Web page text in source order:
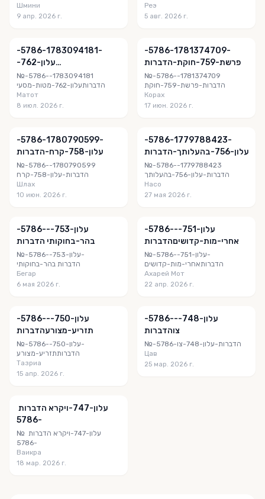
Шмини
9 апр. 2026 г.
Реэ
5 авг. 2026 г.
-5786-‎⁨1783094181-
עלון-762-
מטות-מסעי⁩הדברות
№-5786-‎⁨1783094181-
עלון-762-מטות-מסעי⁩הדברות
Матот
8 июл. 2026 г.
-5786-‎⁨1781374709-
פרשת-759-חוקת⁩-הדברות
№-5786-‎⁨1781374709-
פרשת-759-חוקת⁩-הדברות
Корах
17 июн. 2026 г.
-5786-‎⁨1780790599-
עלון-758-קרח⁩-הדברות
№-5786-‎⁨1780790599-
עלון-758-קרח⁩-הדברות
Шлах
10 июн. 2026 г.
-5786-‎⁨1779788423-
עלון-756-בהעלותך⁩-הדברות
№-5786-‎⁨1779788423-
עלון-756-בהעלותך⁩-הדברות
Насо
27 мая 2026 г.
-5786-‎⁨-עלון-753-
בהר-בחוקותי⁩ הדברות
№-5786-‎⁨-עלון-753-
בהר-בחוקותי⁩ הדברות
Бегар
6 мая 2026 г.
-5786-‎⁨-עלון-751-
אחרי-מות-קדושים⁩הדברות
№-5786-‎⁨-עלון-751-
אחרי-מות-קדושים⁩הדברות
Ахарей Мот
22 апр. 2026 г.
-5786-‎⁨-עלון-750-
תזריע-מצורע⁩הדברות
№-5786-‎⁨-עלון-750-
תזריע-מצורע⁩הדברות
Тазриа
15 апр. 2026 г.
-5786-‎⁨-עלון-748-
צו⁩הדברות
№-5786-‎⁨-עלון-748-צו⁩הדברות
Цав
25 мар. 2026 г.
-5786
№ ‎ עלון-747-ויקרא⁩ הדברות
-5786
Ваикра
18 мар. 2026 г.